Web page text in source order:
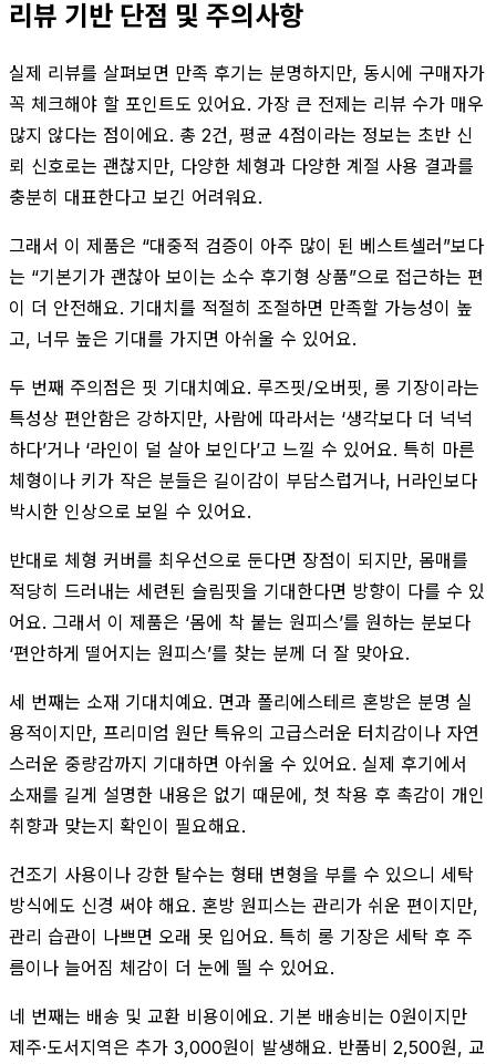
리뷰 기반 단점 및 주의사항
실제 리뷰를 살펴보면 만족 후기는 분명하지만, 동시에 구매자가
꼭 체크해야 할 포인트도 있어요. 가장 큰 전제는 리뷰 수가 매우
많지 않다는 점이에요. 총 2건, 평균 4점이라는 정보는 초반 신
뢰 신호로는 괜찮지만, 다양한 체형과 다양한 계절 사용 결과를
충분히 대표한다고 보긴 어려워요.
그래서 이 제품은 “대중적 검증이 아주 많이 된 베스트셀러”보다
는 “기본기가 괜찮아 보이는 소수 후기형 상품”으로 접근하는 편
이 더 안전해요. 기대치를 적절히 조절하면 만족할 가능성이 높
고, 너무 높은 기대를 가지면 아쉬울 수 있어요.
두 번째 주의점은 핏 기대치예요. 루즈핏/오버핏, 롱 기장이라는
특성상 편안함은 강하지만, 사람에 따라서는 ‘생각보다 더 넉넉
하다’거나 ‘라인이 덜 살아 보인다’고 느낄 수 있어요. 특히 마른
체형이나 키가 작은 분들은 길이감이 부담스럽거나, H라인보다
박시한 인상으로 보일 수 있어요.
반대로 체형 커버를 최우선으로 둔다면 장점이 되지만, 몸매를
적당히 드러내는 세련된 슬림핏을 기대한다면 방향이 다를 수 있
어요. 그래서 이 제품은 ‘몸에 착 붙는 원피스’를 원하는 분보다
‘편안하게 떨어지는 원피스’를 찾는 분께 더 잘 맞아요.
세 번째는 소재 기대치예요. 면과 폴리에스테르 혼방은 분명 실
용적이지만, 프리미엄 원단 특유의 고급스러운 터치감이나 자연
스러운 중량감까지 기대하면 아쉬울 수 있어요. 실제 후기에서
소재를 길게 설명한 내용은 없기 때문에, 첫 착용 후 촉감이 개인
취향과 맞는지 확인이 필요해요.
건조기 사용이나 강한 탈수는 형태 변형을 부를 수 있으니 세탁
방식에도 신경 써야 해요. 혼방 원피스는 관리가 쉬운 편이지만,
관리 습관이 나쁘면 오래 못 입어요. 특히 롱 기장은 세탁 후 주
름이나 늘어짐 체감이 더 눈에 띌 수 있어요.
네 번째는 배송 및 교환 비용이에요. 기본 배송비는 0원이지만
제주·도서지역은 추가 3,000원이 발생해요. 반품비 2,500원, 교